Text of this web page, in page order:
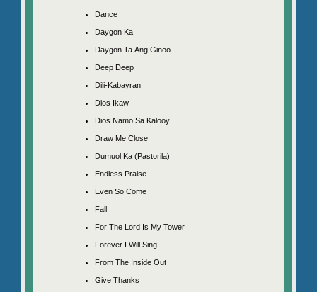
Dance
Daygon Ka
Daygon Ta Ang Ginoo
Deep Deep
Dili-Kabayran
Dios Ikaw
Dios Namo Sa Kalooy
Draw Me Close
Dumuol Ka (Pastorila)
Endless Praise
Even So Come
Fall
For The Lord Is My Tower
Forever I Will Sing
From The Inside Out
Give Thanks